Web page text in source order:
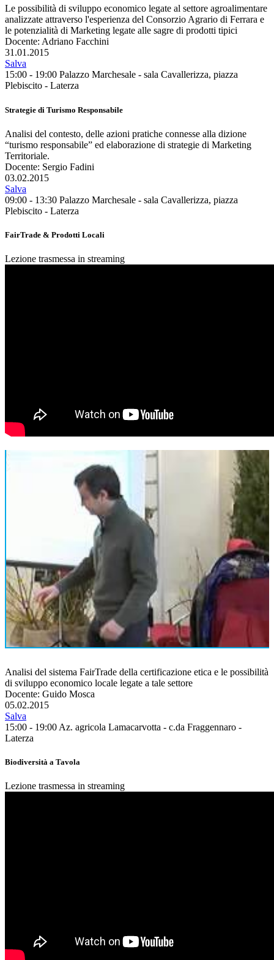
Le possibilità di sviluppo economico legate al settore agroalimentare
analizzate attraverso l'esperienza del Consorzio Agrario di Ferrara e
le potenzialità di Marketing legate alle sagre di prodotti tipici
Docente: Adriano Facchini
31.01.2015
Salva
15:00 - 19:00 Palazzo Marchesale - sala Cavallerizza, piazza
Plebiscito - Laterza
Strategie di Turismo Responsabile
Analisi del contesto, delle azioni pratiche connesse alla dizione
“turismo responsabile” ed elaborazione di strategie di Marketing
Territoriale.
Docente: Sergio Fadini
03.02.2015
Salva
09:00 - 13:30 Palazzo Marchesale - sala Cavallerizza, piazza
Plebiscito - Laterza
FairTrade & Prodotti Locali
Lezione trasmessa in streaming
Analisi del sistema FairTrade della certificazione etica e le possibilità
di sviluppo economico locale legate a tale settore
Docente: Guido Mosca
05.02.2015
Salva
15:00 - 19:00 Az. agricola Lamacarvotta - c.da Fraggennaro -
Laterza
Biodiversità a Tavola
Lezione trasmessa in streaming